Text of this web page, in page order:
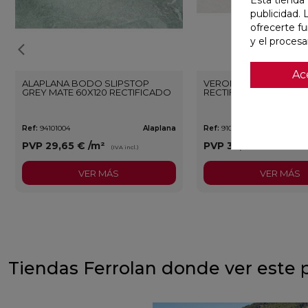
ALAPLANA BODO SLIPSTOP
GREY MATE 60X120 RECTIFICADO
Ref: 94101004 Alaplana
PVP 29,65 € /m² (IVA incl.)
VER MÁS
VERONA WHITE MATE
RECTIFICADO
Ref: 91080375
PVP 35,36 €
VER MÁS
Tiendas Ferrolan donde ver este
publicidad.
ofrecerte
y el